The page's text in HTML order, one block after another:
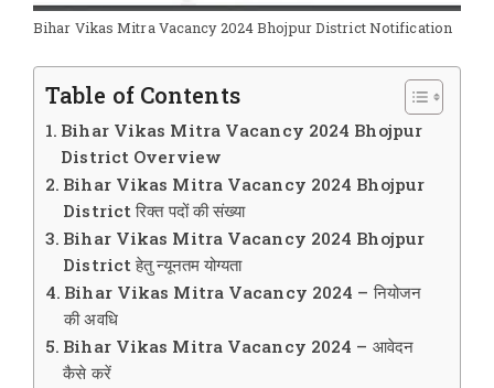
Bihar Vikas Mitra Vacancy 2024 Bhojpur District Notification
Table of Contents
Bihar Vikas Mitra Vacancy 2024 Bhojpur
District Overview
Bihar Vikas Mitra Vacancy 2024 Bhojpur
District रिक्त पदों की संख्या
Bihar Vikas Mitra Vacancy 2024 Bhojpur
District हेतु न्यूनतम योग्यता
Bihar Vikas Mitra Vacancy 2024 – नियोजन
की अवधि
Bihar Vikas Mitra Vacancy 2024 – आवेदन
कैसे करें